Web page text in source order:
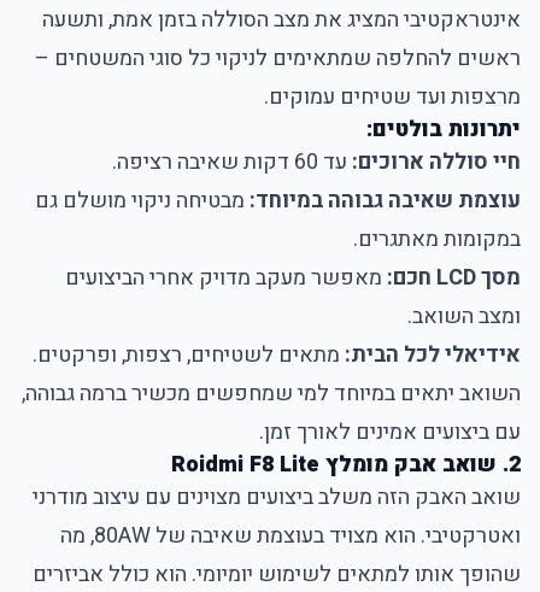
אינטראקטיבי המציג את מצב הסוללה בזמן אמת, ותשעה
ראשים להחלפה שמתאימים לניקוי כל סוגי המשטחים –
מרצפות ועד שטיחים עמוקים.
יתרונות בולטים:
חיי סוללה ארוכים: עד 60 דקות שאיבה רציפה.
עוצמת שאיבה גבוהה במיוחד: מבטיחה ניקוי מושלם גם
במקומות מאתגרים.
מסך LCD חכם:
מאפשר מעקב מדויק אחרי הביצועים
ומצב השואב.
אידיאלי לכל הבית: מתאים לשטיחים, רצפות, ופרקטים.
השואב יתאים במיוחד למי שמחפשים מכשיר ברמה גבוהה,
עם ביצועים אמינים לאורך זמן.
2. שואב אבק מומלץ Roidmi F8 Lite
שואב האבק הזה משלב ביצועים מצוינים עם עיצוב מודרני
ואטרקטיבי. הוא מצויד בעוצמת שאיבה של 80AW, מה
שהופך אותו למתאים לשימוש יומיומי. הוא כולל אביזרים